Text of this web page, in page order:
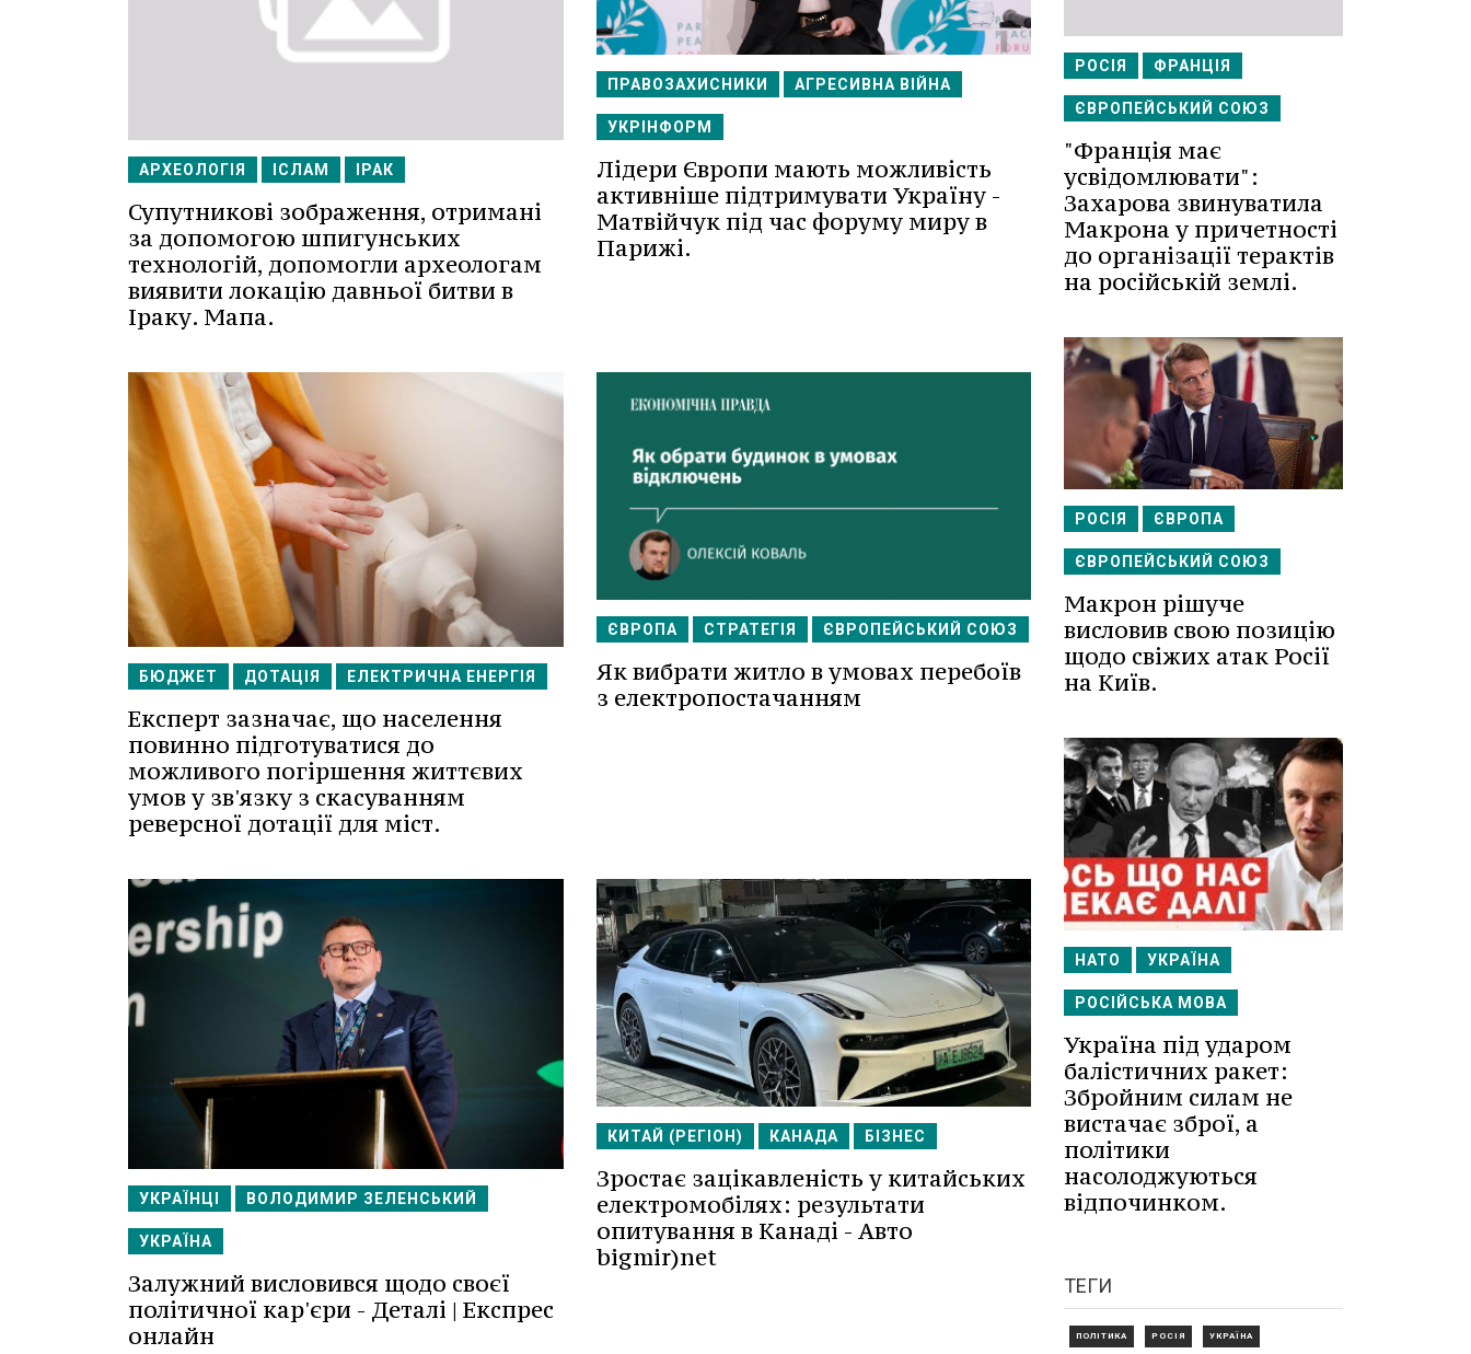
АРХЕОЛОГІЯ ІСЛАМ ІРАК
Супутникові зображення, отримані
за допомогою шпигунських
технологій, допомогли археологам
виявити локацію давньої битви в
Іраку. Мапа.
ПРАВОЗАХИСНИКИ АГРЕСИВНА ВІЙНА
УКРІНФОРМ
Лідери Європи мають можливість
активніше підтримувати Україну -
Матвійчук під час форуму миру в
Парижі.
БЮДЖЕТ ДОТАЦІЯ ЕЛЕКТРИЧНА ЕНЕРГІЯ
Експерт зазначає, що населення
повинно підготуватися до
можливого погіршення життєвих
умов у зв'язку з скасуванням
реверсної дотації для міст.
ЄВРОПА СТРАТЕГІЯ ЄВРОПЕЙСЬКИЙ СОЮЗ
Як вибрати житло в умовах перебоїв
з електропостачанням
УКРАЇНЦІ ВОЛОДИМИР ЗЕЛЕНСЬКИЙ
УКРАЇНА
Залужний висловився щодо своєї
політичної кар'єри - Деталі | Експрес
онлайн
КИТАЙ (РЕГІОН) КАНАДА БІЗНЕС
Зростає зацікавленість у китайських
електромобілях: результати
опитування в Канаді - Авто
bigmir)net
РОСІЯ ФРАНЦІЯ
ЄВРОПЕЙСЬКИЙ СОЮЗ
"Франція має
усвідомлювати":
Захарова звинуватила
Макрона у причетності
до організації терактів
на російській землі.
РОСІЯ ЄВРОПА
ЄВРОПЕЙСЬКИЙ СОЮЗ
Макрон рішуче
висловив свою позицію
щодо свіжих атак Росії
на Київ.
НАТО УКРАЇНА
РОСІЙСЬКА МОВА
Україна під ударом
балістичних ракет:
Збройним силам не
вистачає зброї, а
політики
насолоджуються
відпочинком.
ТЕГИ
ПОЛІТИКА РОСІЯ УКРАЇНА